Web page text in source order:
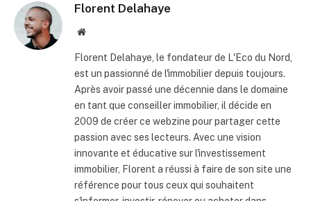
Florent Delahaye
Site
Florent Delahaye, le fondateur de L'Eco du Nord,
est un passionné de l'immobilier depuis toujours.
Après avoir passé une décennie dans le domaine
en tant que conseiller immobilier, il décide en
2009 de créer ce webzine pour partager cette
passion avec ses lecteurs. Avec une vision
innovante et éducative sur l'investissement
immobilier, Florent a réussi à faire de son site une
référence pour tous ceux qui souhaitent